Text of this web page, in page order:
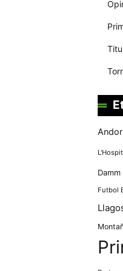
Damm
Futbol